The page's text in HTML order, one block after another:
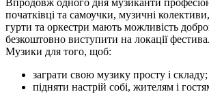
Впродовж одного дня музиканти
початківці та самоучки, музичні
гурти та оркестри мають можливість
безкоштовно виступити на локації
Музики для того, щоб:
заграти свою музику просту і складу;
підняти настрій собі, жителям і